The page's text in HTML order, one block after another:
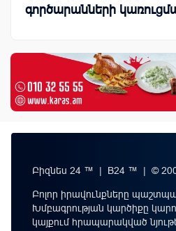
գործարանների
Բիզնես 24 ™ | B24 ™ | ©
Բոլոր իրավունքները
Խմբագրության կարծիքը
կայքում հրապարակված